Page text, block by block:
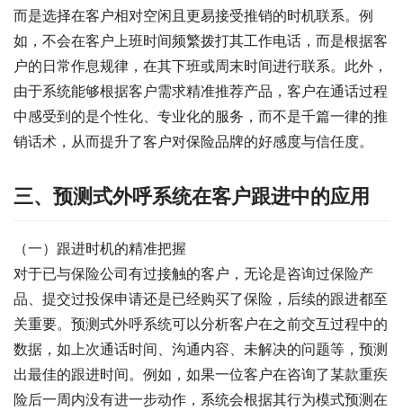
而是选择在客户相对空闲且更易接受推销的时机联系。例
如，不会在客户上班时间频繁拨打其工作电话，而是根据客
户的日常作息规律，在其下班或周末时间进行联系。此外，
由于系统能够根据客户需求精准推荐产品，客户在通话过程
中感受到的是个性化、专业化的服务，而不是千篇一律的推
销话术，从而提升了客户对保险品牌的好感度与信任度。
三、预测式外呼系统在客户跟进中的应用
（一）跟进时机的精准把握
对于已与保险公司有过接触的客户，无论是咨询过保险产
品、提交过投保申请还是已经购买了保险，后续的跟进都至
关重要。预测式外呼系统可以分析客户在之前交互过程中的
数据，如上次通话时间、沟通内容、未解决的问题等，预测
出最佳的跟进时间。例如，如果一位客户在咨询了某款重疾
险后一周内没有进一步动作，系统会根据其行为模式预测在